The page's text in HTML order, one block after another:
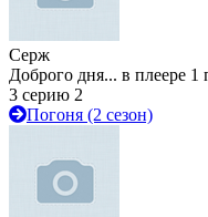
Серж
Доброго дня... в плеере 1
3 серию 2
Погоня (2 сезон)